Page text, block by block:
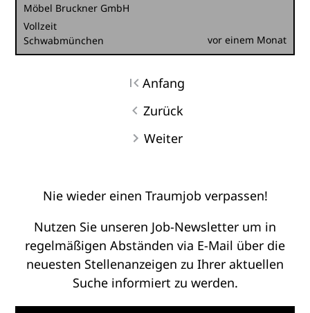
Möbel Bruckner GmbH
Vollzeit
Schwabmünchen
vor einem Monat
Anfang
Zurück
Weiter
Nie wieder einen Traumjob verpassen!
Nutzen Sie unseren Job-Newsletter um in
regelmäßigen Abständen via E-Mail über die
neuesten Stellenanzeigen zu Ihrer aktuellen
Suche informiert zu werden.